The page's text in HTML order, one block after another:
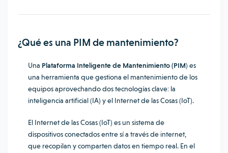
¿Qué es una PIM de mantenimiento?
Una Plataforma Inteligente de Mantenimiento (PIM) es
una herramienta que gestiona el mantenimiento de los
equipos aprovechando dos tecnologías clave: la
inteligencia artificial (IA) y el Internet de las Cosas (IoT).
El Internet de las Cosas (IoT) es un sistema de
dispositivos conectados entre sí a través de internet,
que recopilan y comparten datos en tiempo real. En el